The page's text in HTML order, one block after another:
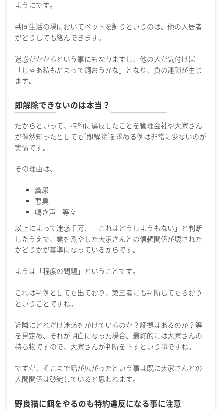
ようにです。
共同生活の場においてペットを飼うというのは、他の入居者
がどうしても絡んできます。
迷惑がかかるという事にもなりますし、他の人が気付けば
「じゃあ私もだまって飼おうかな」となり、負の連鎖が生じ
ます。
即解除できないのは本当？
だからといって、特約に違反したことを管理会社や大家さん
が偶然知ったとしても´即解除´を求める例は非常に少ないのが
実情です。
その理由は、
糞尿
悪臭
鳴き声 等々
以上によって迷惑千万、「これはどうしようもない」と判断
したうえで、業を煮やした大家さんとの信頼関係が壊された
かどうかが基準になっているからです。
ようは「程度の問題」ということです。
これは判例としても出ており、第三者にも判断してもらおう
ということですね。
近隣にどれだけ迷惑をかけているのか？証拠はあるのか？等
を見定め、それが明白になった場合、最終的には大家さんの
持ち物ですので、大家さんが判断を下すという事ですね。
ですが、そこまで話が広がったという事は既に大家さんとの
人間関係は破綻していると思われます。
野良猫に餌をやるのも特約違反になる事に注意